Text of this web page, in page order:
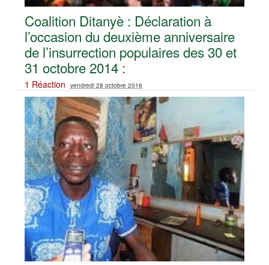
Coalition Ditanyè : Déclaration à
l’occasion du deuxième anniversaire
de l’insurrection populaires des 30 et
31 octobre 2014 :
1 Réaction vendredi 28 octobre 2016